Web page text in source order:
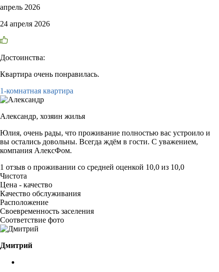
апрель 2026
24 апреля 2026
Достоинства:
Квартира очень понравилась.
1-комнатная квартира
Александр, хозяин жилья
Юлия, очень рады, что проживание полностью вас устроило и
вы остались довольны. Всегда ждём в гости. С уважением,
компания АлексФом.
1 отзыв о проживании со средней оценкой 10,0 из 10,0
Чистота
Цена - качество
Качество обслуживания
Расположение
Своевременность заселения
Соответствие фото
Дмитрий